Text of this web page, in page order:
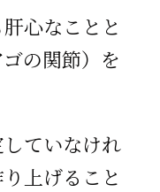
心なことと
の関節）を
ていなけれ
上げること